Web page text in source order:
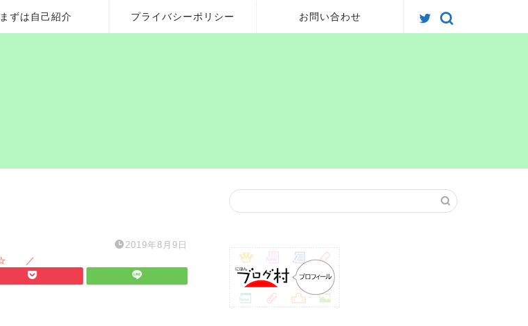
まずは自己紹介 プライバシーポリシー お問い合わせ
2019年8月9日